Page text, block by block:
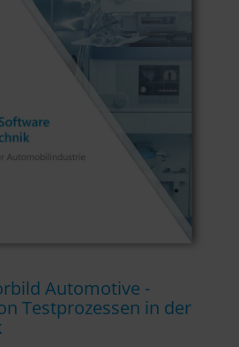
Automotive -
Testprozessen in der